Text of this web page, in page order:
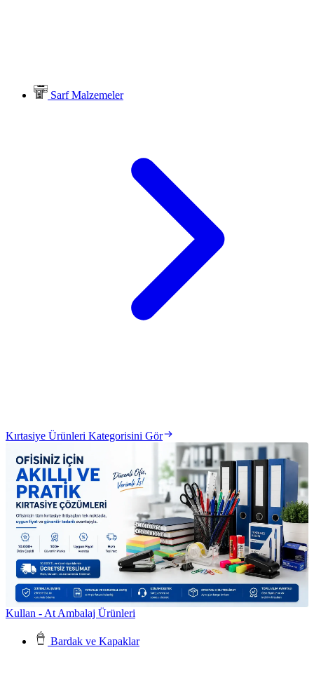
Sarf Malzemeler
Kırtasiye Ürünleri Kategorisini Gör
Kullan - At Ambalaj Ürünleri
Bardak ve Kapaklar